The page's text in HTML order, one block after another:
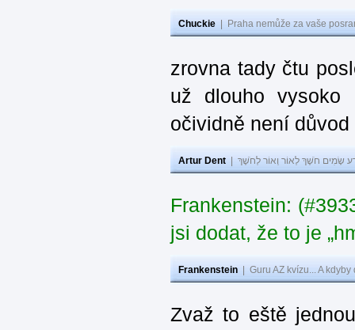
Chuckie Praha nemůže za vaše
zrovna tady čtu
už dlouho
očividně není
Artur Dent שָׂמִים חֹשֶׁךְ לְאוֹר וְאוֹר לְחֹשֶׁךְ
Frankenstein:
jsi dodat, že to je
Frankenstein Guru AZ kvízu... A
Zvaž to eště